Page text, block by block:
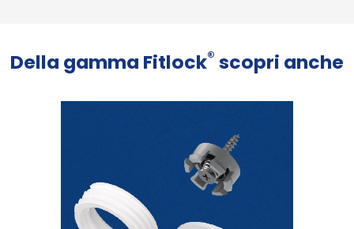
Della gamma Fitlock® scopri anche